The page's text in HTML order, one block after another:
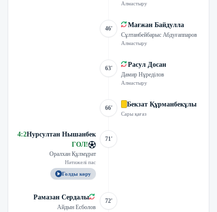
Алмастыру
46' Мағжан Байдулла
Сұлтанбейбарыс Абдуғаппаров
Алмастыру
63' Расул Досан
Дамир Нұреділов
Алмастыру
66' Бекзат Құрманбекұлы
Сары қағаз
4:2Нурсултан Нышанбек
ГОЛ!
Оралхан Құлмұрат
Нәтижелі пас
Голды көру
71'
Рамазан Сердалы
Айдын Есболов
72'